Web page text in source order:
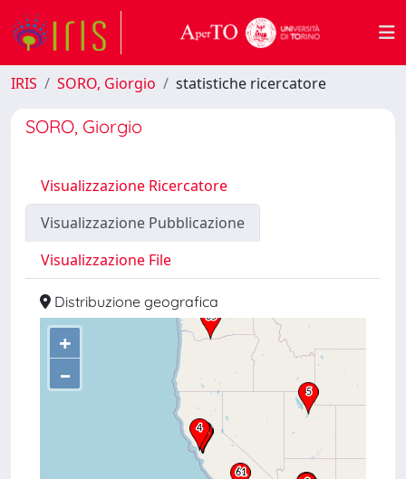
IRIS SORO, Giorgio statistiche ricercatore
SORO, Giorgio
Visualizzazione Ricercatore
Visualizzazione Pubblicazione
Visualizzazione File
Distribuzione geografica
+
–